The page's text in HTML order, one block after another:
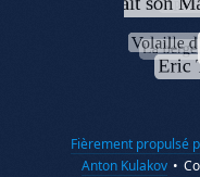
Fièrement propulsé
Anton Kulakov •